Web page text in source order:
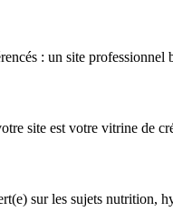
: un site
site est votre vitrine
sur les sujets nutrition,